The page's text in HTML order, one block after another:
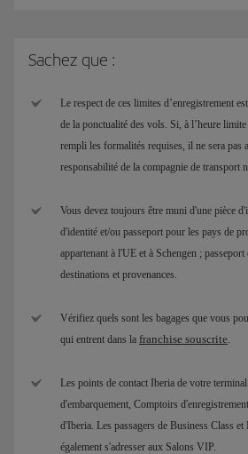
Sachez que :
Le respect de ces limites d’enregistrement
de la ponctualité des vols. Si, à l’heure limite
rempli les formalités requises, il ne sera pas
responsabilité de la compagnie de transport
Vous devez toujours être muni d'une pièce
d'identité et/ou passeport pour les pays de
appartenant à l'UE et à Schengen ;
destinations et provenances.
Vérifiez quels sont les bagages que vous
qui entrent dans la franchise souscrite.
Les points de contact Iberia de votre
d'embarquement, Comptoirs
d'Iberia. Les passagers de Business Class
également s'adresser aux Salons VIP.